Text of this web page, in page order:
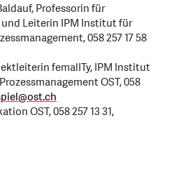
Professorin für
Leiterin IPM Institut für
058 257 17 58
femalITy, IPM Institut
OST, 058
@ost.ch
OST, 058 257 13 31,